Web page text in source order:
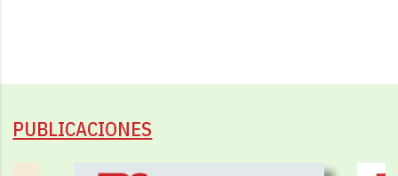
PUBLICACIONES